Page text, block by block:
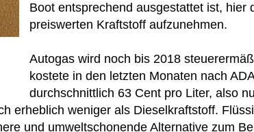
Boot entsprechend ausgestattet ist, hier
preiswerten Kraftstoff aufzunehmen.
Autogas wird noch bis 2018
kostete in den letzten Monaten nach
durchschnittlich 63 Cent pro Liter, also
erheblich weniger als Dieselkraftstoff.
und umweltschonende Alternative zum